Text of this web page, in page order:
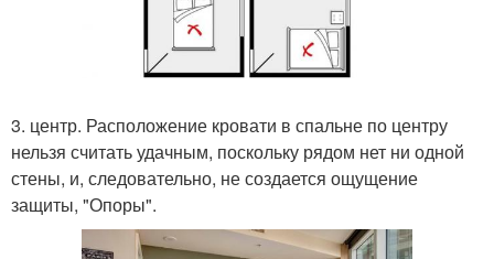
3. центр. Расположение кровати в спальне по центру
нельзя считать удачным, поскольку рядом нет ни одной
стены, и, следовательно, не создается ощущение
защиты, "Опоры".